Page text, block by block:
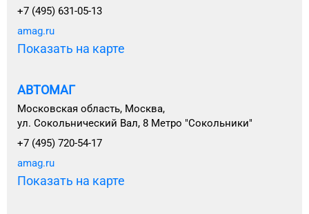
+7 (495) 631-05-13
amag.ru
Показать на карте
АВТОМАГ
Московская область, Москва,
ул. Сокольнический Вал, 8 Метро "Сокольники"
+7 (495) 720-54-17
amag.ru
Показать на карте